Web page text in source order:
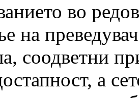
во
на
соодветни
а